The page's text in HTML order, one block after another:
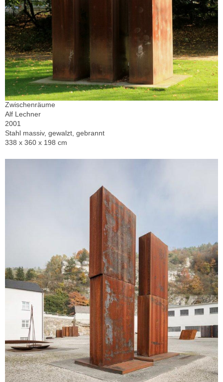
Zwischenräume
Alf Lechner
2001
Stahl massiv, gewalzt, gebrannt
338 x 360 x 198 cm